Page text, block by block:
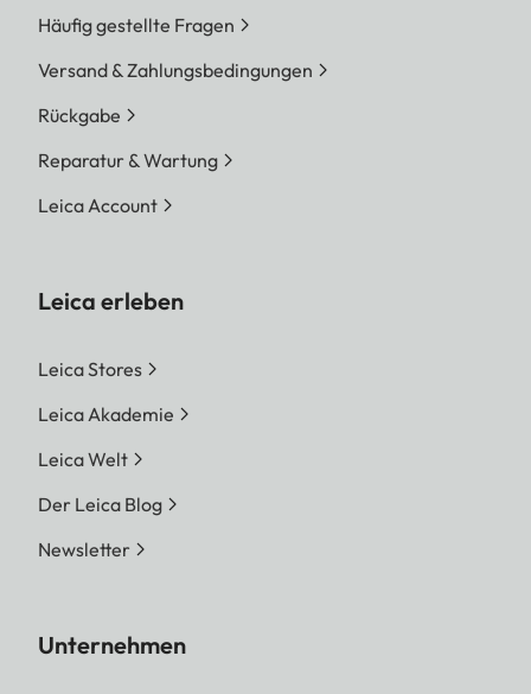
Häufig gestellte Fragen
Versand & Zahlungsbedingungen
Rückgabe
Reparatur & Wartung
Leica Account
Leica erleben
Leica Stores
Leica Akademie
Leica Welt
Der Leica Blog
Newsletter
Unternehmen